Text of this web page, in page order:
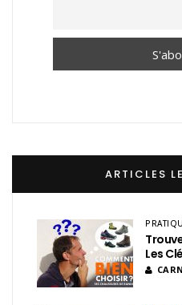
ARTICLES
Les